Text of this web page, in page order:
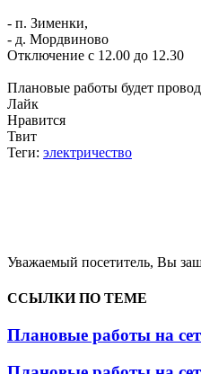
- п. Зименки,
- д. Мордвиново
Отключение с 12.00 до 12.30
Плановые работы будет
Лайк
Нравится
Твит
Теги: электричество
Уважаемый посетитель, Вы
ССЫЛКИ ПО ТЕМЕ
Плановые работы на